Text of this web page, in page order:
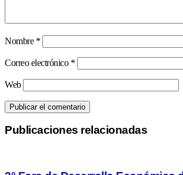
Nombre *
Correo electrónico *
Web
Publicaciones relacionadas